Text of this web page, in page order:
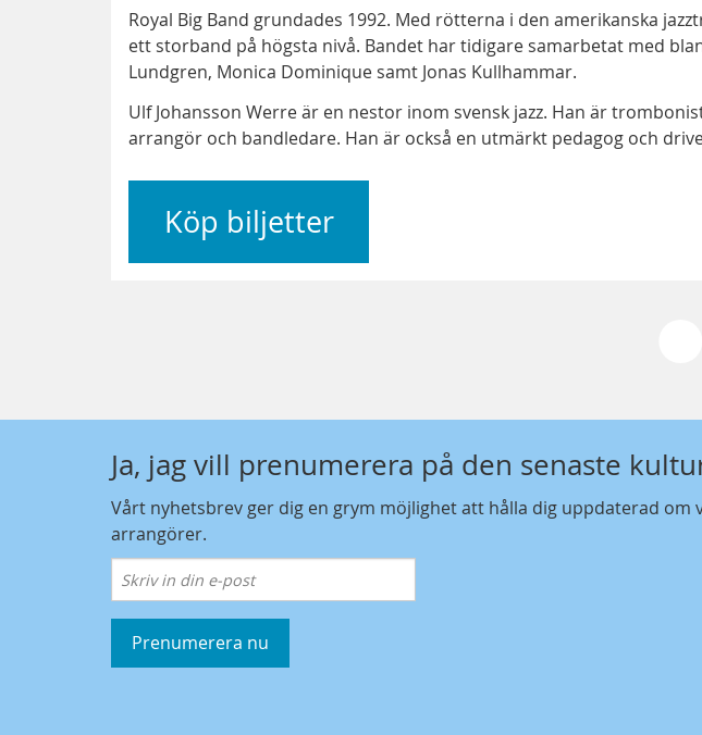
Royal Big Band grundades 1992. Med rötterna i den amerikanska
ett storband på högsta nivå. Bandet har tidigare samarbetat med
Lundgren, Monica Dominique samt Jonas Kullhammar.
Ulf Johansson Werre är en nestor inom svensk jazz. Han är
arrangör och bandledare. Han är också en utmärkt pedagog och
Köp biljetter
Ja, jag vill prenumerera på den senaste
Vårt nyhetsbrev ger dig en grym möjlighet att hålla dig uppdaterad om
arrangörer.
Prenumerera nu